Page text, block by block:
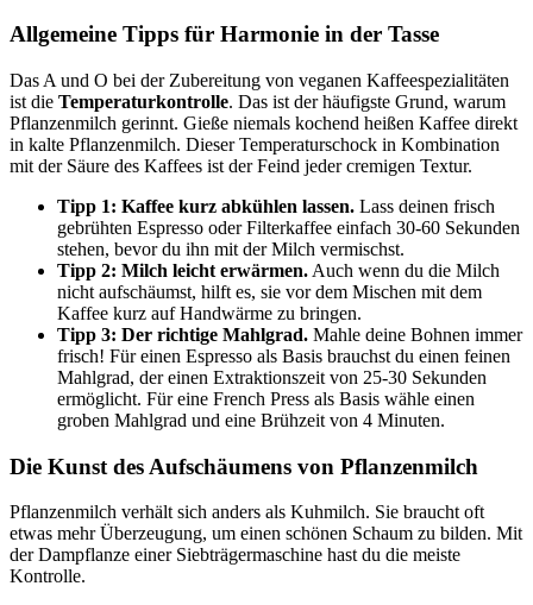
Allgemeine Tipps für Harmonie in der Tasse
Das A und O bei der Zubereitung von veganen Kaffeespezialitäten
ist die Temperaturkontrolle. Das ist der häufigste Grund, warum
Pflanzenmilch gerinnt. Gieße niemals kochend heißen Kaffee direkt
in kalte Pflanzenmilch. Dieser Temperaturschock in Kombination
mit der Säure des Kaffees ist der Feind jeder cremigen Textur.
Tipp 1: Kaffee kurz abkühlen lassen. Lass deinen frisch
gebrühten Espresso oder Filterkaffee einfach 30-60 Sekunden
stehen, bevor du ihn mit der Milch vermischst.
Tipp 2: Milch leicht erwärmen. Auch wenn du die Milch
nicht aufschäumst, hilft es, sie vor dem Mischen mit dem
Kaffee kurz auf Handwärme zu bringen.
Tipp 3: Der richtige Mahlgrad. Mahle deine Bohnen immer
frisch! Für einen Espresso als Basis brauchst du einen feinen
Mahlgrad, der einen Extraktionszeit von 25-30 Sekunden
ermöglicht. Für eine French Press als Basis wähle einen
groben Mahlgrad und eine Brühzeit von 4 Minuten.
Die Kunst des Aufschäumens von Pflanzenmilch
Pflanzenmilch verhält sich anders als Kuhmilch. Sie braucht oft
etwas mehr Überzeugung, um einen schönen Schaum zu bilden. Mit
der Dampflanze einer Siebträgermaschine hast du die meiste
Kontrolle.